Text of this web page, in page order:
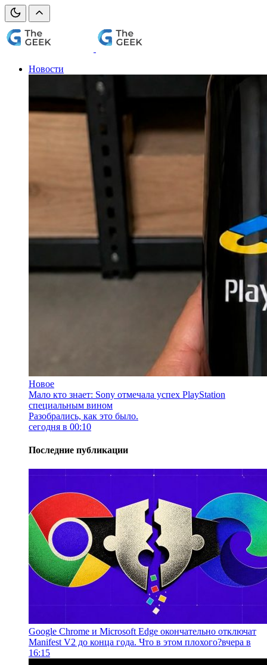
Новости
Новое
Мало кто знает: Sony отмечала успех PlayStation
специальным вином
Разобрались, как это было.
сегодня в 00:10
Последние публикации
Google Chrome и Microsoft Edge окончательно отключат
Manifest V2 до конца года. Что в этом плохого?вчера в
16:15